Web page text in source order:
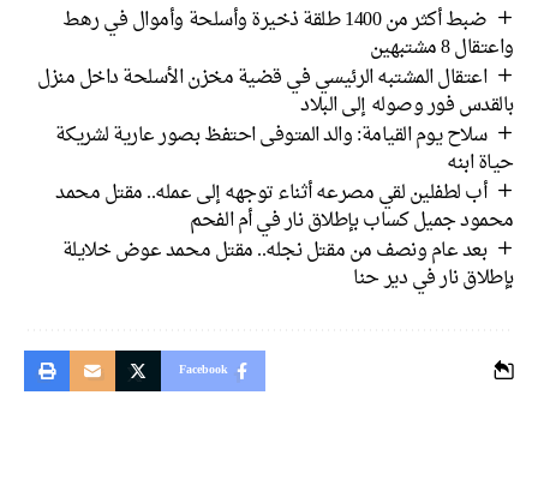
ضبط أكثر من 1400 طلقة ذخيرة وأسلحة وأموال في رهط
واعتقال 8 مشتبهين
اعتقال المشتبه الرئيسي في قضية مخزن الأسلحة داخل منزل
بالقدس فور وصوله إلى البلاد
سلاح يوم القيامة: والد المتوفى احتفظ بصور عارية لشريكة
حياة ابنه
أب لطفلين لقي مصرعه أثناء توجهه إلى عمله.. مقتل محمد
محمود جميل كساب بإطلاق نار في أم الفحم
بعد عام ونصف من مقتل نجله.. مقتل محمد عوض خلايلة
بإطلاق نار في دير حنا
Facebook